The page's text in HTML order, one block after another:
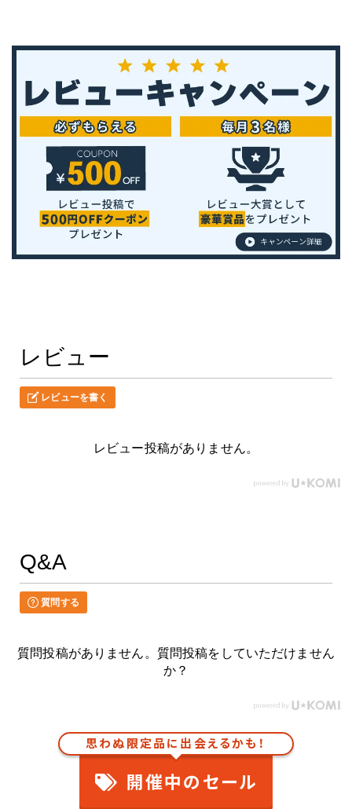
レビュー
レビューを書く
レビュー投稿がありません。
Q&A
質問する
質問投稿がありません。質問投稿をしていただけません
か？
思わぬ限定品に出会えるかも！
開催中のセール